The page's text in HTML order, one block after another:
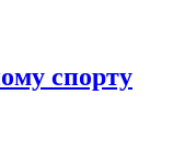
спорту